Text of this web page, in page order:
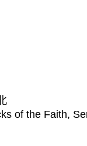
of the Faith,